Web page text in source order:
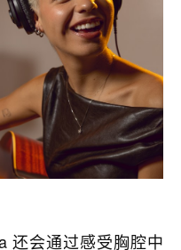
还会通过感受胸腔中